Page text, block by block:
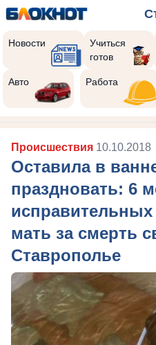
Новости
Учиться
готов
Авто Работа
Происшествия 10.10.2018
Оставила в
праздновать: 6
мать за смерть
Ставрополье